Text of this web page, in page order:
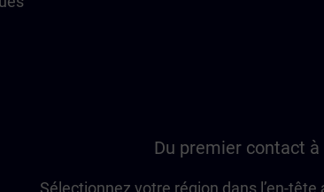
Du premier contact
Sélectionnez votre région dans l’en-